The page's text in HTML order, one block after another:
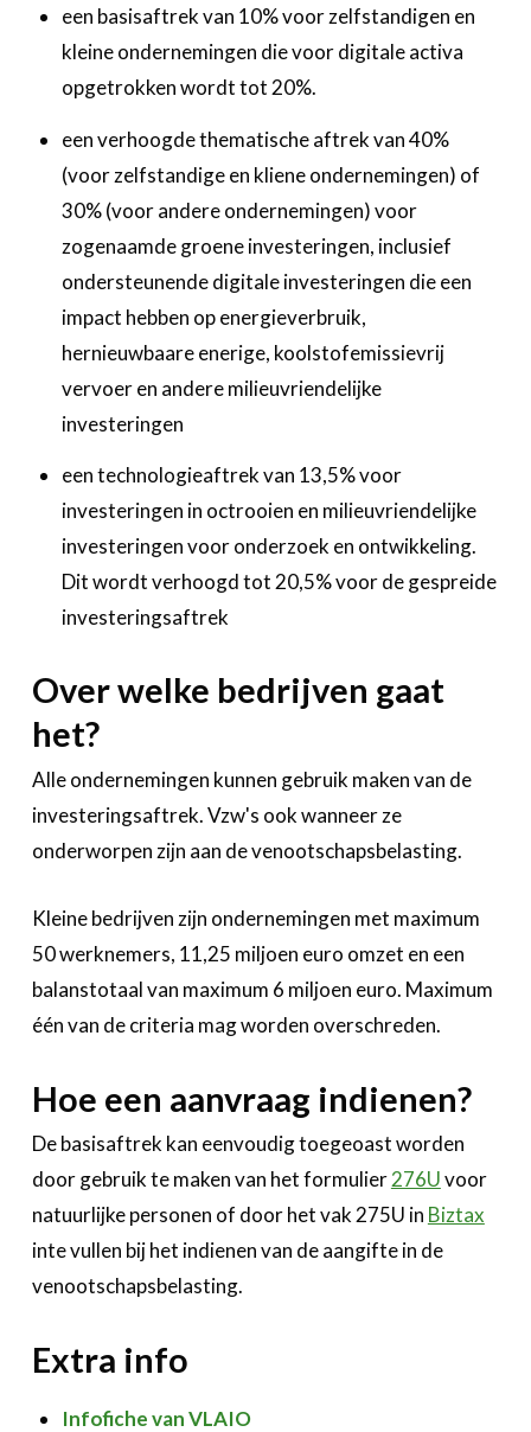
een basisaftrek van 10% voor zelfstandigen en
kleine ondernemingen die voor digitale activa
opgetrokken wordt tot 20%.
een verhoogde thematische aftrek van 40%
(voor zelfstandige en kliene ondernemingen) of
30% (voor andere ondernemingen) voor
zogenaamde groene investeringen, inclusief
ondersteunende digitale investeringen die een
impact hebben op energieverbruik,
hernieuwbaare enerige, koolstofemissievrij
vervoer en andere milieuvriendelijke
investeringen
een technologieaftrek van 13,5% voor
investeringen in octrooien en milieuvriendelijke
investeringen voor onderzoek en ontwikkeling.
Dit wordt verhoogd tot 20,5% voor de gespreide
investeringsaftrek
Over welke bedrijven gaat
het?
Alle ondernemingen kunnen gebruik maken van de
investeringsaftrek. Vzw's ook wanneer ze
onderworpen zijn aan de venootschapsbelasting.
Kleine bedrijven zijn ondernemingen met maximum
50 werknemers, 11,25 miljoen euro omzet en een
balanstotaal van maximum 6 miljoen euro. Maximum
één van de criteria mag worden overschreden.
Hoe een aanvraag indienen?
De basisaftrek kan eenvoudig toegeoast worden
door gebruik te maken van het formulier276Uvoor
natuurlijke personen of door het vak 275U in Biztax
inte vullen bij het indienen van de aangifte in de
venootschapsbelasting.
Extra info
Infofiche van VLAIO